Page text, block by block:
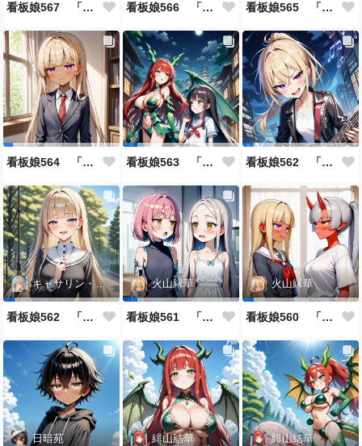
看板娘567 「雪村恋のよもやま話」 看板娘566 「ナンシー・ツァオのよもやま話」 看板娘565 「銀一族」
看板娘564 「ジェルマ・レスポストン・八百のよもやま話」 看板娘563 「騒ぎの終わり」 看板娘562 「八木沼千絵のよもやま話」
キャサリン・アストリー
看板娘562 「キャサリン・アストリーのよもやま話」
火山縁華
看板娘561 「火山一族」
火山縁華
看板娘560 「緋山一族」
日暗苑 緋山結華 緋山結華